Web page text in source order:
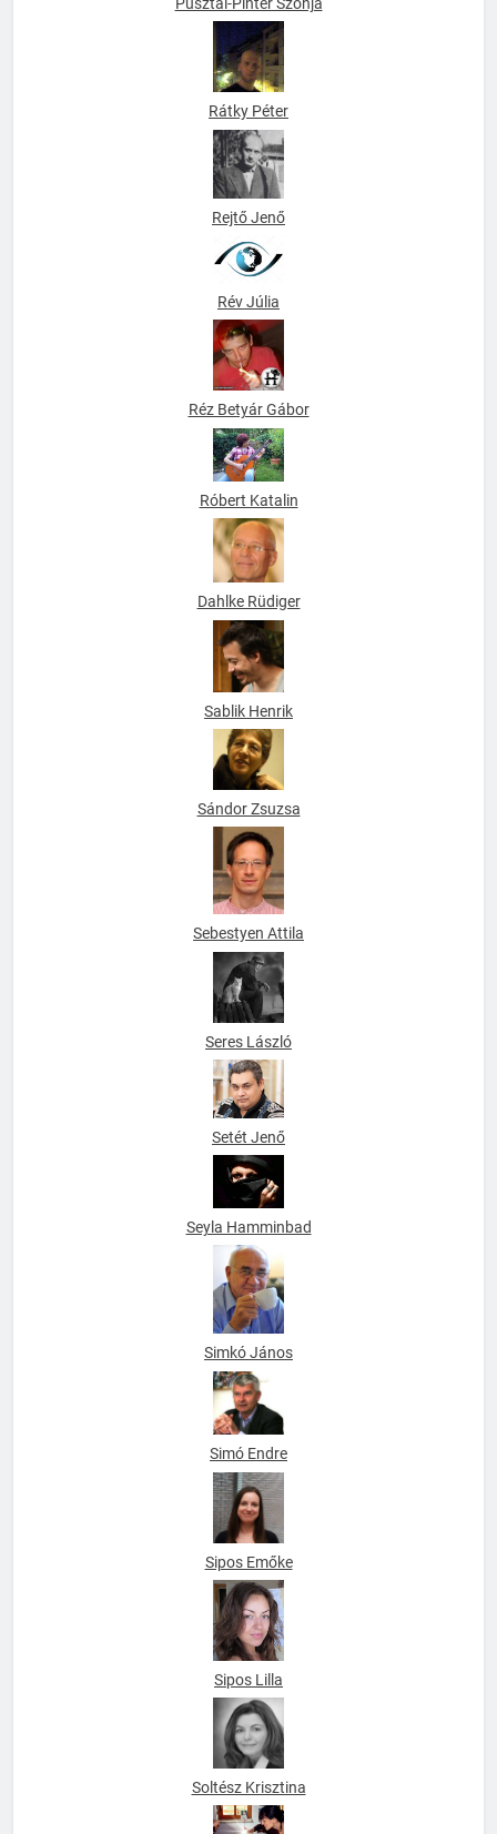
Rátky Péter
Rejtő Jenő
Rév Júlia
Réz Betyár Gábor
Róbert Katalin
Dahlke Rüdiger
Sablik Henrik
Sándor Zsuzsa
Sebestyen Attila
Seres László
Setét Jenő
Seyla Hamminbad
Simkó János
Simó Endre
Sipos Emőke
Sipos Lilla
Soltész Krisztina